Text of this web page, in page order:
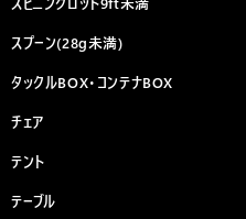
スプーン(28g未満)
タックルBOX・コンテナBOX
チェア
テント
テーブル